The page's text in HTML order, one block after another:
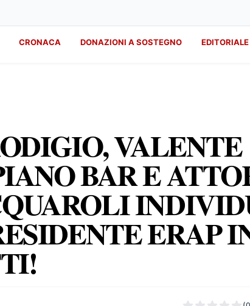
CRONACA DONAZIONI A SOSTEGNO EDITORIALE
VALENTE
BAR E
ERAP